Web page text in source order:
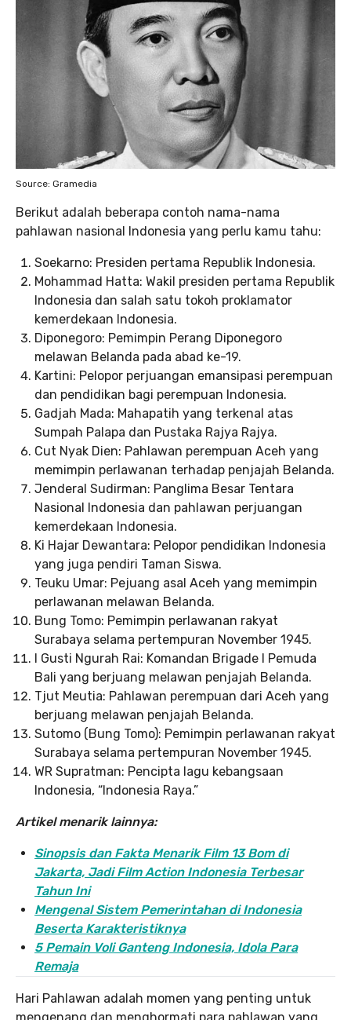
Source: Gramedia
Berikut adalah beberapa contoh nama-nama
pahlawan nasional Indonesia yang perlu kamu tahu:
Soekarno: Presiden pertama Republik Indonesia.
Mohammad Hatta: Wakil presiden pertama Republik
Indonesia dan salah satu tokoh proklamator
kemerdekaan Indonesia.
Diponegoro: Pemimpin Perang Diponegoro
melawan Belanda pada abad ke-19.
Kartini: Pelopor perjuangan emansipasi perempuan
dan pendidikan bagi perempuan Indonesia.
Gadjah Mada: Mahapatih yang terkenal atas
Sumpah Palapa dan Pustaka Rajya Rajya.
Cut Nyak Dien: Pahlawan perempuan Aceh yang
memimpin perlawanan terhadap penjajah Belanda.
Jenderal Sudirman: Panglima Besar Tentara
Nasional Indonesia dan pahlawan perjuangan
kemerdekaan Indonesia.
Ki Hajar Dewantara: Pelopor pendidikan Indonesia
yang juga pendiri Taman Siswa.
Teuku Umar: Pejuang asal Aceh yang memimpin
perlawanan melawan Belanda.
Bung Tomo: Pemimpin perlawanan rakyat
Surabaya selama pertempuran November 1945.
I Gusti Ngurah Rai: Komandan Brigade I Pemuda
Bali yang berjuang melawan penjajah Belanda.
Tjut Meutia: Pahlawan perempuan dari Aceh yang
berjuang melawan penjajah Belanda.
Sutomo (Bung Tomo): Pemimpin perlawanan rakyat
Surabaya selama pertempuran November 1945.
WR Supratman: Pencipta lagu kebangsaan
Indonesia, “Indonesia Raya.”
Artikel menarik lainnya:
Sinopsis dan Fakta Menarik Film 13 Bom di
Jakarta, Jadi Film Action Indonesia Terbesar
Tahun Ini
Mengenal Sistem Pemerintahan di Indonesia
Beserta Karakteristiknya
5 Pemain Voli Ganteng Indonesia, Idola Para
Remaja
Hari Pahlawan adalah momen yang penting untuk